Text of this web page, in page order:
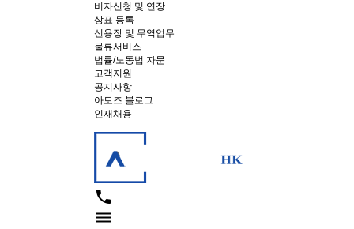
비자신청 및 연장
상표 등록
신용장 및 무역업무
물류서비스
법률/노동법 자문
고객지원
공지사항
아토즈 블로그
인재채용

